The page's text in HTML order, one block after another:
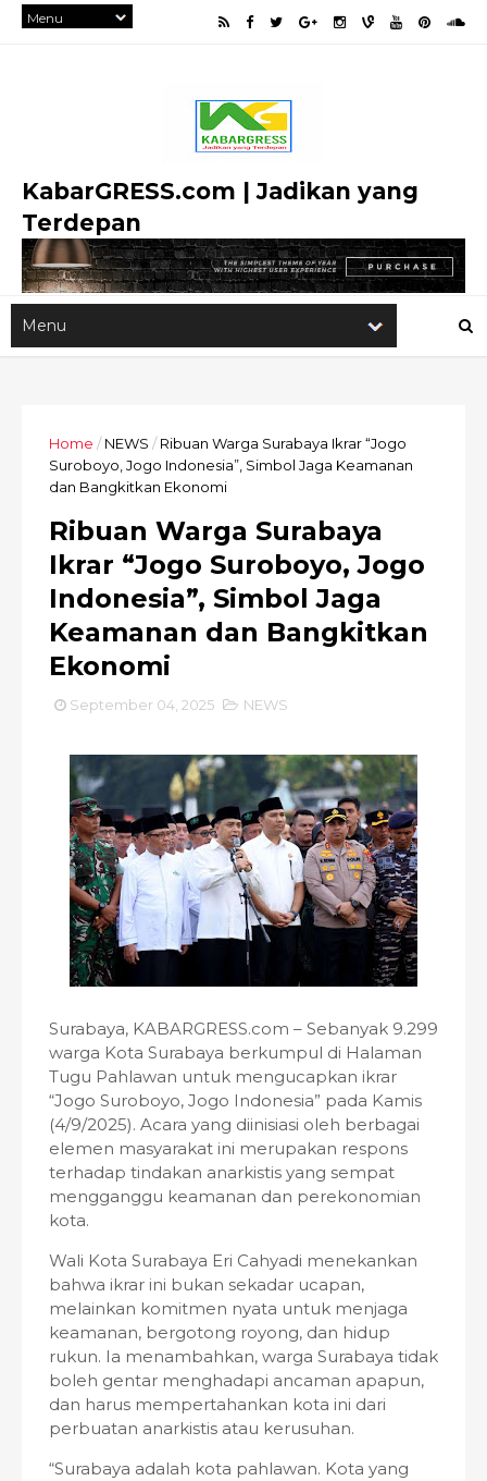
KabarGRESS.com | Jadikan yang
Terdepan
Home / NEWS / Ribuan Warga Surabaya Ikrar “Jogo
Suroboyo, Jogo Indonesia”, Simbol Jaga Keamanan
dan Bangkitkan Ekonomi
Ribuan Warga Surabaya
Ikrar “Jogo Suroboyo, Jogo
Indonesia”, Simbol Jaga
Keamanan dan Bangkitkan
Ekonomi
September 04, 2025 NEWS
Surabaya, KABARGRESS.com – Sebanyak 9.299
warga Kota Surabaya berkumpul di Halaman
Tugu Pahlawan untuk mengucapkan ikrar
“Jogo Suroboyo, Jogo Indonesia” pada Kamis
(4/9/2025). Acara yang diinisiasi oleh berbagai
elemen masyarakat ini merupakan respons
terhadap tindakan anarkistis yang sempat
mengganggu keamanan dan perekonomian
kota.
Wali Kota Surabaya Eri Cahyadi menekankan
bahwa ikrar ini bukan sekadar ucapan,
melainkan komitmen nyata untuk menjaga
keamanan, bergotong royong, dan hidup
rukun. Ia menambahkan, warga Surabaya tidak
boleh gentar menghadapi ancaman apapun,
dan harus mempertahankan kota ini dari
perbuatan anarkistis atau kerusuhan.
“Surabaya adalah kota pahlawan. Kota yang